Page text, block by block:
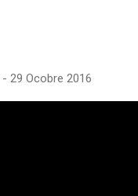
29 Ocobre 2016